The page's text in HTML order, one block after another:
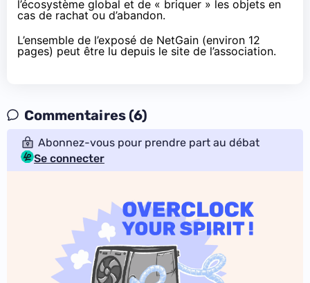
l’écosystème global et de « briquer » les objets en
cas de rachat ou d’abandon.
L’ensemble de l’exposé de NetGain (environ 12
pages) peut être lu depuis le site de l’association.
Commentaires (6)
Abonnez-vous pour prendre part au débat
Se connecter